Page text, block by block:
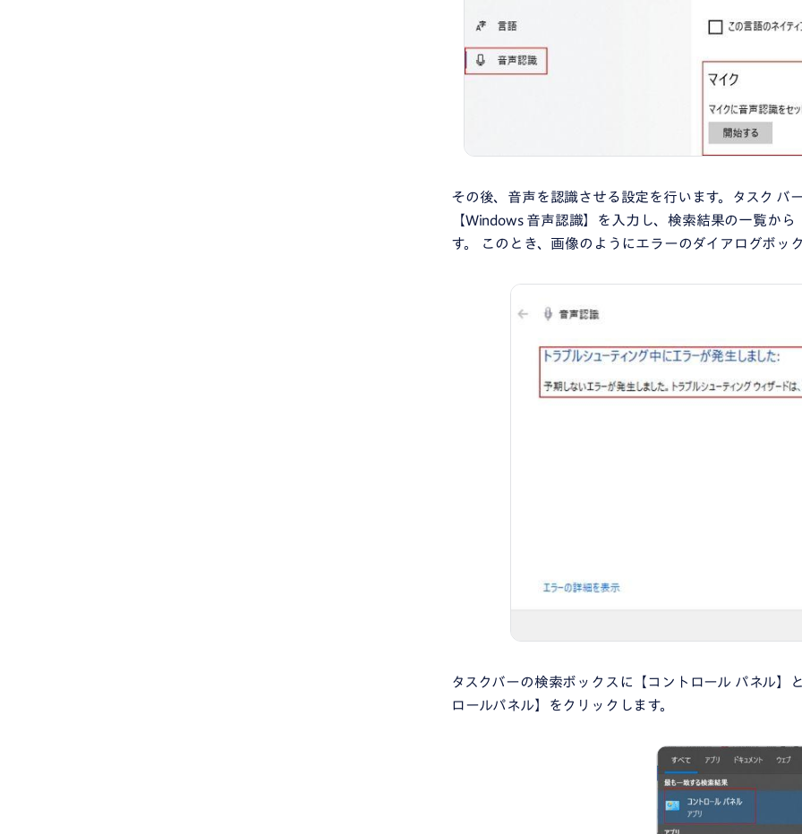
その後、音声を認識させる設定を行います。タスク バ
【Windows 音声認識】を入力し、検索結果の一覧か
す。 このとき、画像のようにエラーのダイアログボッ
タスクバーの検索ボックスに【コントロール パネル】
ロールパネル】をクリックします。